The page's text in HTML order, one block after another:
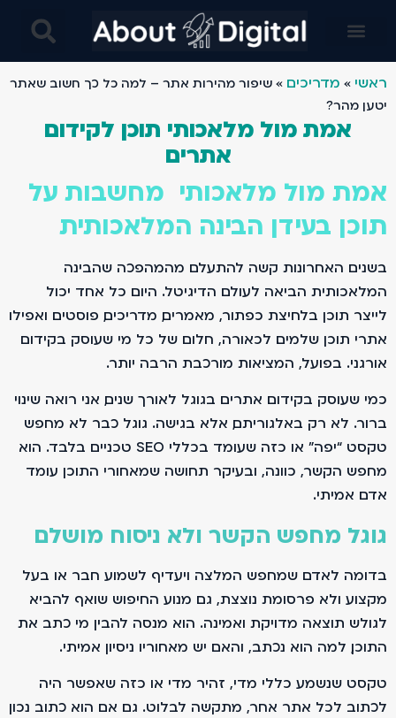
ראשי » מדריכים » שיפור מהירות אתר – למה כל כך חשוב שאתר
יטען מהר?
אמת מול מלאכותי תוכן לקידום
אתרים
אמת מול מלאכותי מחשבות על
תוכן בעידן הבינה המלאכותית
בשנים האחרונות קשה להתעלם מהמהפכה שהבינה
המלאכותית הביאה לעולם הדיגיטל. היום כל אחד יכול
לייצר תוכן בלחיצת כפתור, מאמרים, מדריכים, פוסטים ואפילו
אתרי תוכן שלמים. לכאורה, חלום של כל מי שעוסק בקידום
אורגני. בפועל, המציאות מורכבת הרבה יותר.
כמי שעוסק בקידום אתרים בגוגל לאורך שנים, אני רואה שינוי
ברור. לא רק באלגוריתם, אלא בגישה. גוגל כבר לא מחפש
טקסט “יפה” או כזה שעומד בכללי SEO טכניים בלבד. הוא
מחפש הקשר, כוונה, ובעיקר תחושה שמאחורי התוכן עומד
אדם אמיתי.
גוגל מחפש הקשר ולא ניסוח מושלם
בדומה לאדם שמחפש המלצה ויעדיף לשמוע חבר או בעל
מקצוע ולא פרסומת נוצצת, גם מנוע החיפוש שואף להביא
לגולש תוצאה מדויקת ואמינה. הוא מנסה להבין מי כתב את
התוכן, למה הוא נכתב, והאם יש מאחוריו ניסיון אמיתי.
טקסט שנשמע כללי מדי, זהיר מדי או כזה שאפשר היה
לכתוב לכל אתר אחר, מתקשה לבלוט. גם אם הוא כתוב נכון